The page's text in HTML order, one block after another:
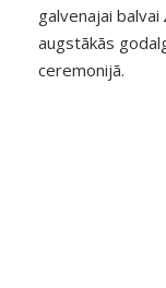
galvenajai balvai
augstākās
ceremonijā.